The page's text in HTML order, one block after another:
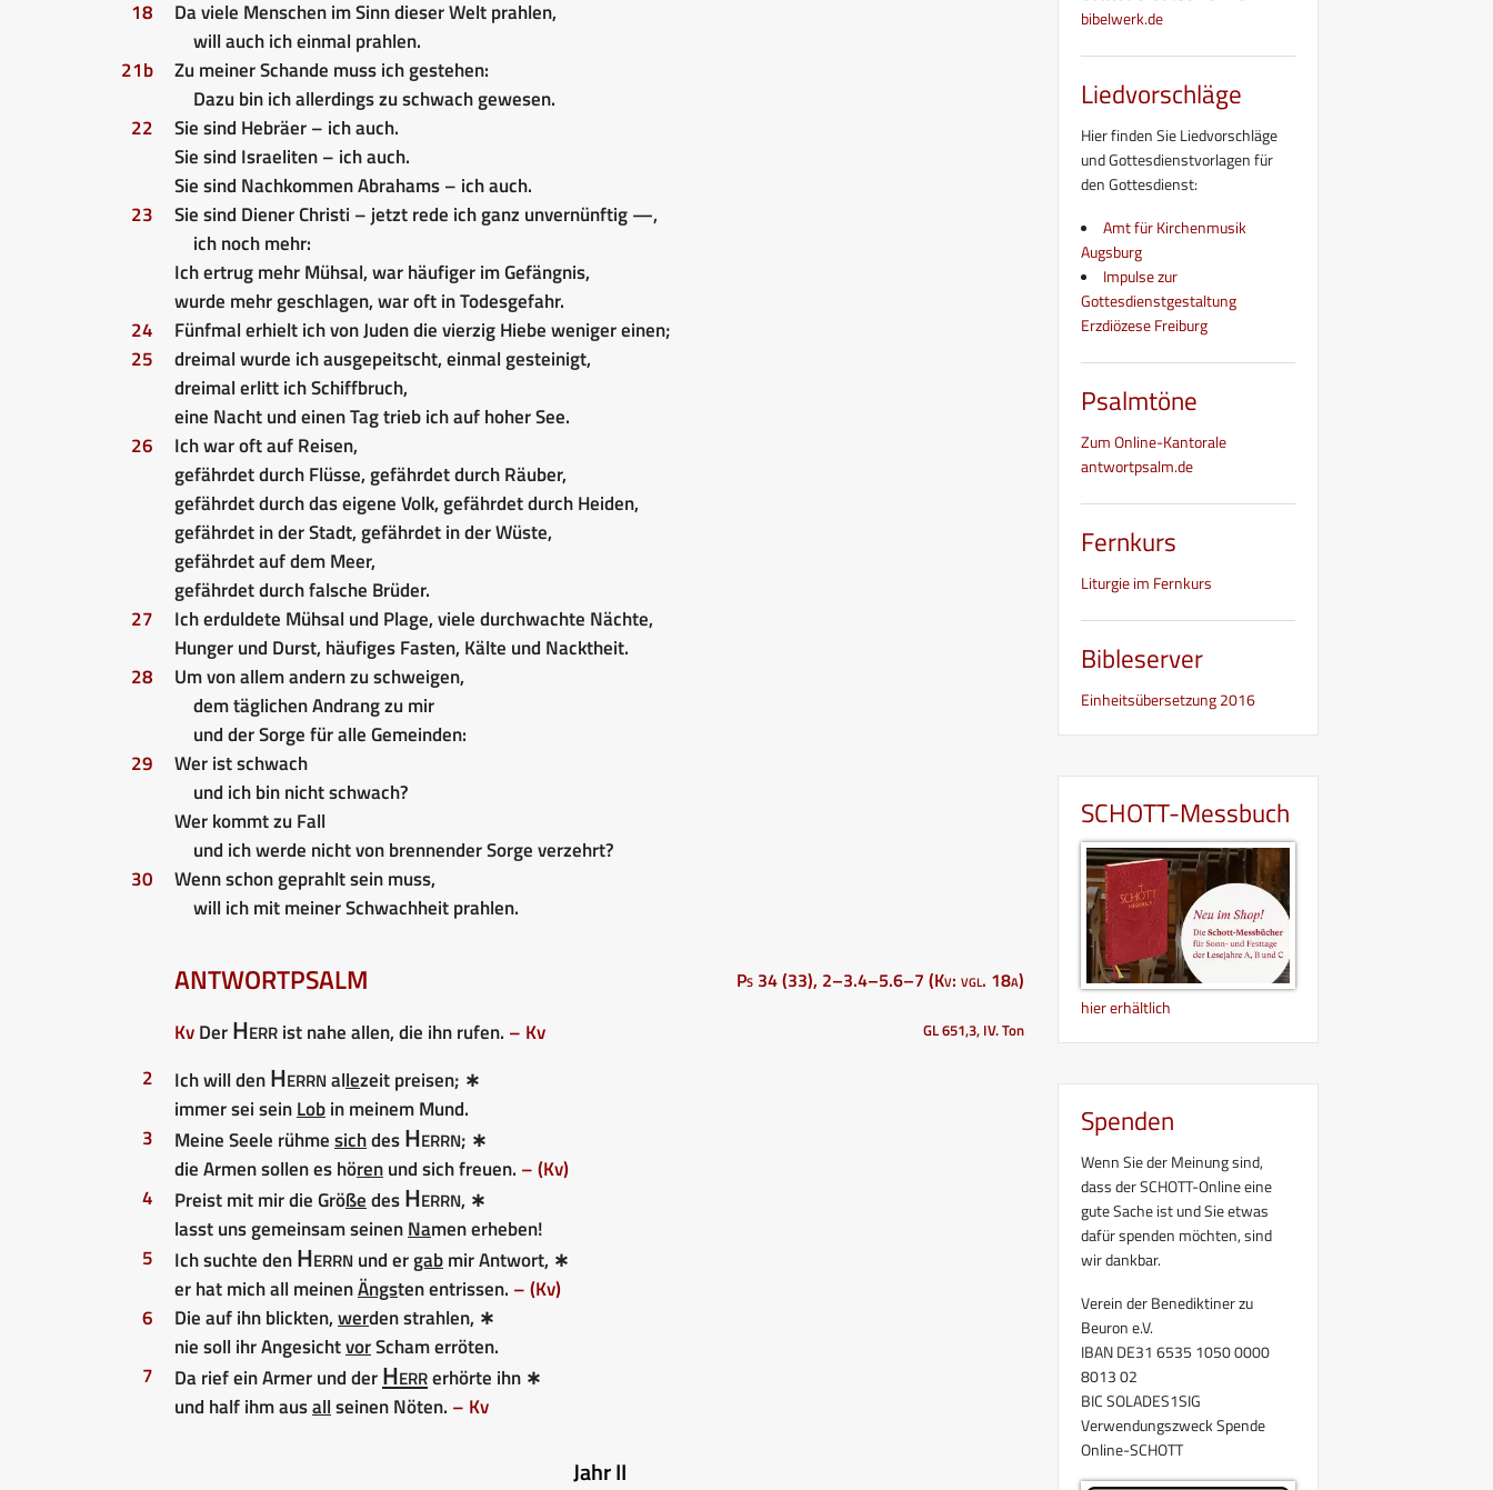
18
Da viele Menschen im Sinn dieser Welt prahlen,
will auch ich einmal prahlen.
21b
Zu meiner Schande muss ich gestehen:
Dazu bin ich allerdings zu schwach gewesen.
22
Sie sind Hebräer – ich auch.
Sie sind Israeliten – ich auch.
Sie sind Nachkommen Abrahams – ich auch.
23
Sie sind Diener Christi – jetzt rede ich ganz unvernünftig —,
ich noch mehr:
Ich ertrug mehr Mühsal, war häufiger im Gefängnis,
wurde mehr geschlagen, war oft in Todesgefahr.
24
Fünfmal erhielt ich von Juden die vierzig Hiebe weniger einen;
25
dreimal wurde ich ausgepeitscht, einmal gesteinigt,
dreimal erlitt ich Schiffbruch,
eine Nacht und einen Tag trieb ich auf hoher See.
26
Ich war oft auf Reisen,
gefährdet durch Flüsse, gefährdet durch Räuber,
gefährdet durch das eigene Volk, gefährdet durch Heiden,
gefährdet in der Stadt, gefährdet in der Wüste,
gefährdet auf dem Meer,
gefährdet durch falsche Brüder.
27
Ich erduldete Mühsal und Plage, viele durchwachte Nächte,
Hunger und Durst, häufiges Fasten, Kälte und Nacktheit.
28
Um von allem andern zu schweigen,
dem täglichen Andrang zu mir
und der Sorge für alle Gemeinden:
29
Wer ist schwach
und ich bin nicht schwach?
Wer kommt zu Fall
und ich werde nicht von brennender Sorge verzehrt?
30
Wenn schon geprahlt sein muss,
will ich mit meiner Schwachheit prahlen.
ANTWORTPSALM Ps 34 (33), 2–3.4–5.6–7 (Kv: vgl. 18a)
KvDerHerrist nahe allen, die ihn rufen. – Kv GL 651,3, IV. Ton
2 Ich will denHerrnallezeit preisen; ∗
immer sei seinLobin meinem Mund.
3
Meine Seele rühmesichdesHerrn; ∗
die Armen sollen es hörenund sich freuen. – (Kv)
4
Preist mit mir die GrößedesHerrn, ∗
lasst uns gemeinsam seinenNamen erheben!
5
Ich suchte denHerrnund ergabmir Antwort, ∗
er hat mich all meinenÄngsten entrissen. – (Kv)
6
Die auf ihn blickten,werden strahlen, ∗
nie soll ihr AngesichtvorScham erröten.
7
Da rief ein Armer und derHerrerhörte ihn ∗
und half ihm ausallseinen Nöten. – Kv
Jahr II
bibelwerk.de
Liedvorschläge
Hier finden Sie Liedvorschläge
und Gottesdienstvorlagen für
den Gottesdienst:
Amt für Kirchenmusik
Augsburg
Impulse zur
Gottesdienstgestaltung
Erzdiözese Freiburg
Psalmtöne
Zum Online-Kantorale
antwortpsalm.de
Fernkurs
Liturgie im Fernkurs
Bibleserver
Einheitsübersetzung 2016
SCHOTT-Messbuch
hier erhältlich
Spenden
Wenn Sie der Meinung sind,
dass der SCHOTT-Online eine
gute Sache ist und Sie etwas
dafür spenden möchten, sind
wir dankbar.
Verein der Benediktiner zu
Beuron e.V.
IBAN DE31 6535 1050 0000
8013 02
BIC SOLADES1SIG
Verwendungszweck Spende
Online-SCHOTT